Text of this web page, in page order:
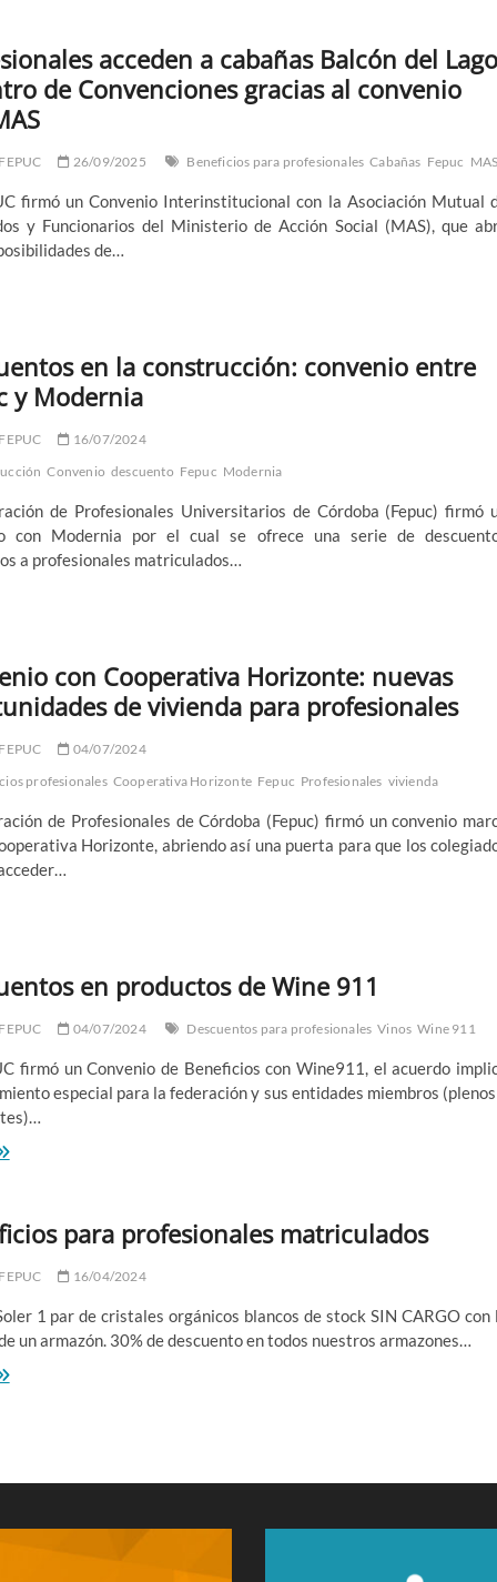
acceden a cabañas Balcón del Lago
de Convenciones gracias al convenio
26/09/2025 Beneficios para profesionales Cabañas Fepuc MAS
firmó un Convenio Interinstitucional con la Asociación Mutual
y Funcionarios del Ministerio de Acción Social (MAS), que
de…
en la construcción: convenio entre
y Modernia
16/07/2024
Convenio descuento Fepuc Modernia
de Profesionales Universitarios de Córdoba (Fepuc) firmó
con Modernia por el cual se ofrece una serie de
a profesionales matriculados…
con Cooperativa Horizonte: nuevas
de vivienda para profesionales
04/07/2024
profesionales Cooperativa Horizonte Fepuc Profesionales vivienda
de Profesionales de Córdoba (Fepuc) firmó un convenio
Horizonte, abriendo así una puerta para que los
en productos de Wine 911
04/07/2024 Descuentos para profesionales Vinos Wine 911
firmó un Convenio de Beneficios con Wine911, el acuerdo
especial para la federación y sus entidades miembros
para profesionales matriculados
16/04/2024
1 par de cristales orgánicos blancos de stock SIN CARGO con
un armazón. 30% de descuento en todos nuestros armazones…